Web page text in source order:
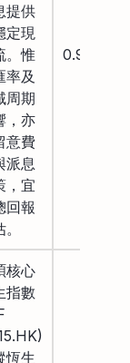
提供
定現
。惟
率及
周期
，亦
意費
派息
，宜
回報
0.99%
核心
指數
恆生